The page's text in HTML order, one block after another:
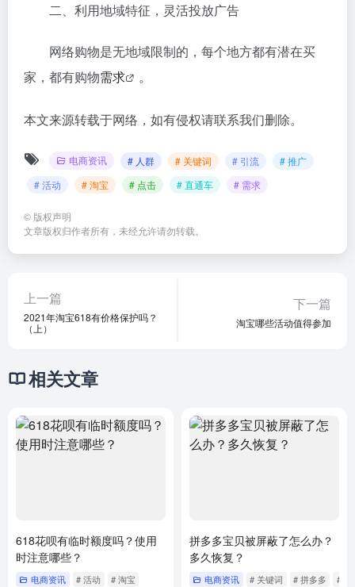
二、利用地域特征，灵活投放广告
网络购物是无地域限制的，每个地方都有潜在买
家，都有购物需求 。
本文来源转载于网络，如有侵权请联系我们删除。
电商资讯 # 人群 # 关键词 # 引流
# 推广
# 活动
# 淘宝 # 点击 # 直通车 # 需求
© 版权声明
文章版权归作者所有，未经允许请勿转载。
上一篇
2021年淘宝618有价格保护吗？
（上）
下一篇
淘宝哪些活动值得参加
相关文章
618花呗有临时额度吗？使用
时注意哪些？
电商资讯 # 活动 # 淘宝
拼多多宝贝被屏蔽了怎么办？
多久恢复？
电商资讯 # 关键词 # 拼多多 # 推